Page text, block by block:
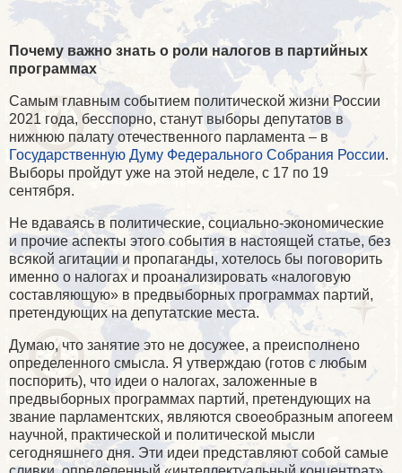
Почему важно знать о роли налогов в партийных
программах
Самым главным событием политической жизни России
2021 года, бесспорно, станут выборы депутатов в
нижнюю палату отечественного парламента – в
Государственную Думу Федерального Собрания России.
Выборы пройдут уже на этой неделе, с 17 по 19
сентября.
Не вдаваясь в политические, социально-экономические
и прочие аспекты этого события в настоящей статье, без
всякой агитации и пропаганды, хотелось бы поговорить
именно о налогах и проанализировать «налоговую
составляющую» в предвыборных программах партий,
претендующих на депутатские места.
Думаю, что занятие это не досужее, а преисполнено
определенного смысла. Я утверждаю (готов с любым
поспорить), что идеи о налогах, заложенные в
предвыборных программах партий, претендующих на
звание парламентских, являются своеобразным апогеем
научной, практической и политической мысли
сегодняшнего дня. Эти идеи представляют собой самые